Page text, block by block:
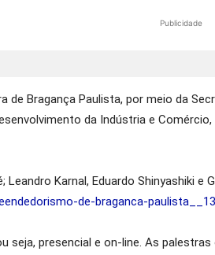
Publicidade
de Bragança Paulista, por meio da
da Indústria e
Leandro Karnal, Eduardo Shinyashiki
de-braganca-
seja, presencial e on-line. As